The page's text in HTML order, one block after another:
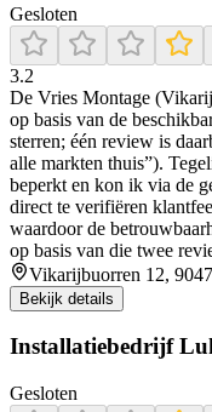
Gesloten
3.2
De Vries Montage
op basis van de
sterren; één review is
alle markten thuis”).
beperkt en kon ik via de
direct te verifiëren
waardoor de
op basis van die twee
Vikarijbuorren 12,
Bekijk details
Installatiebedrijf
Gesloten